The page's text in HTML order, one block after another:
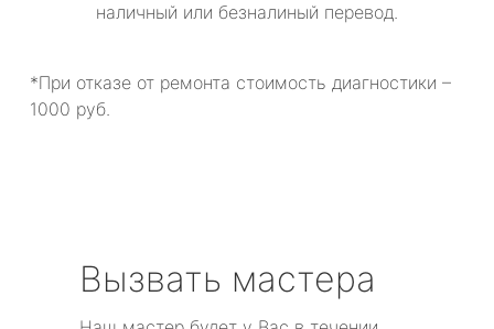
наличный или безналиный перевод.
*При отказе от ремонта стоимость диагностики –
1000 руб.
Вызвать мастера